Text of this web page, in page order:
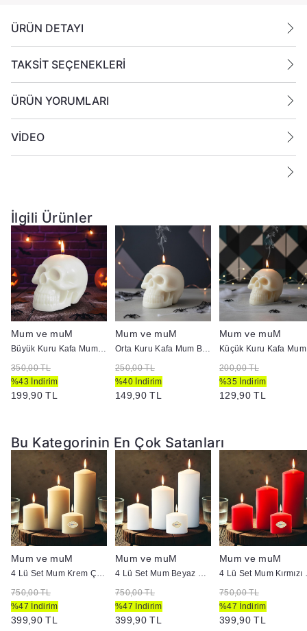
Mumları yanıcı maddelerin yakınlarına koymayın
ÜRÜN DETAYI
TAKSİT SEÇENEKLERİ
ÜRÜN YORUMLARI
VİDEO
İlgili Ürünler
Mum ve muM
Büyük Kuru Kafa Mum Beyaz
350,00 TL
%43 İndirim
199,90 TL
Mum ve muM
Orta Kuru Kafa Mum Beyaz
250,00 TL
%40 İndirim
149,90 TL
Mum ve muM
200,00 TL
%35 İndirim
129,90 TL
Bu Kategorinin En Çok Satanları
Mum ve muM
4 Lü Set Mum Krem Çap :5 cm
750,00 TL
%47 İndirim
399,90 TL
Mum ve muM
4 Lü Set Mum Beyaz Çap :5 cm
750,00 TL
%47 İndirim
399,90 TL
Mum ve muM
4 Lü
750,00 TL
%47 İndirim
399,90 TL